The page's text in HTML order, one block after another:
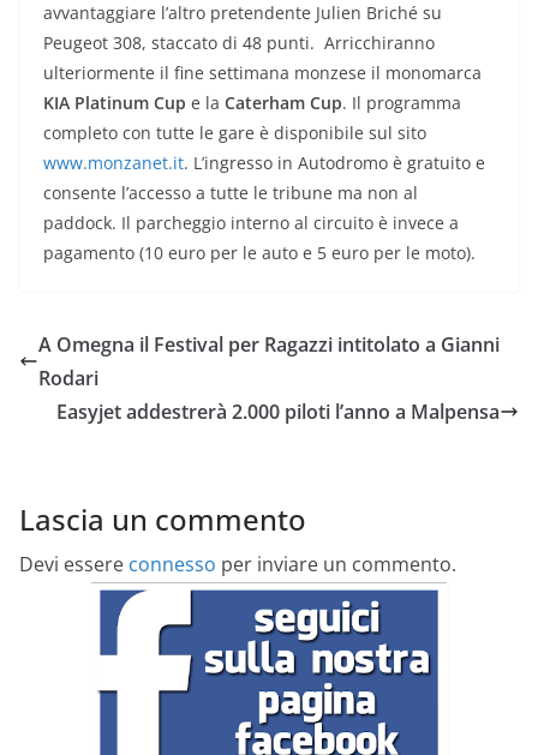
avvantaggiare l’altro pretendente Julien Briché su
Peugeot 308, staccato di 48 punti. Arricchiranno
ulteriormente il fine settimana monzese il monomarca
KIA Platinum Cup e la Caterham Cup. Il programma
completo con tutte le gare è disponibile sul sito
www.monzanet.it. L’ingresso in Autodromo è gratuito e
consente l’accesso a tutte le tribune ma non al
paddock. Il parcheggio interno al circuito è invece a
pagamento (10 euro per le auto e 5 euro per le moto).
A Omegna il Festival per Ragazzi intitolato a Gianni
Rodari
Easyjet addestrerà 2.000 piloti l’anno a Malpensa
Lascia un commento
Devi essere connesso per inviare un commento.